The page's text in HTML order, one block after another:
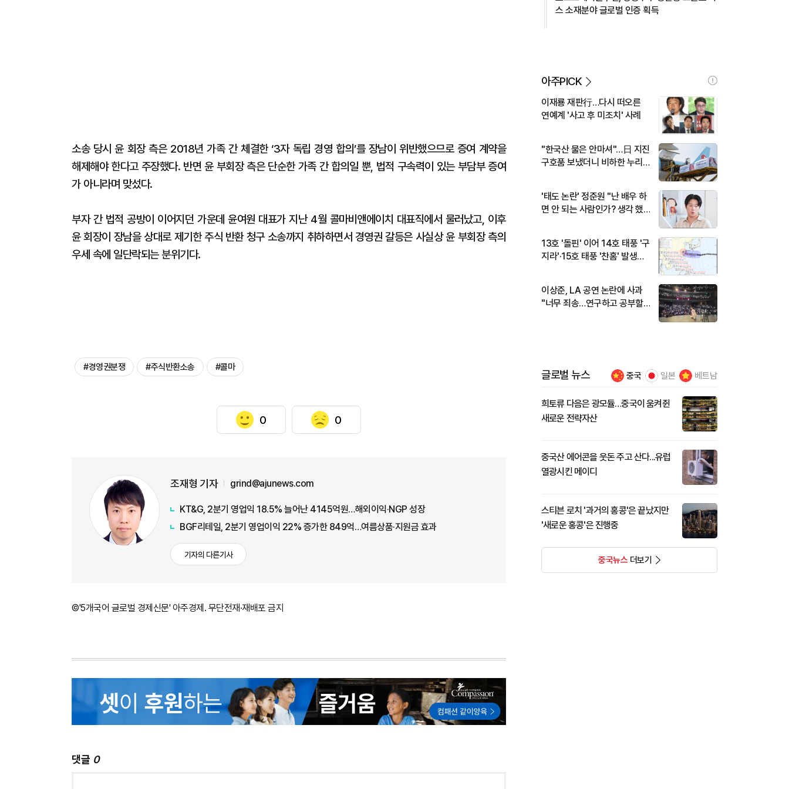
소송 당시 윤 회장 측은 2018년 가족 간 체결한 ‘3자 독립 경영 합의’를 장남이 위반했으므로 증여 계약을
해제해야 한다고 주장했다. 반면 윤 부회장 측은 단순한 가족 간 합의일 뿐, 법적 구속력이 있는 부담부 증여
가 아니라며 맞섰다.
부자 간 법적 공방이 이어지던 가운데 윤여원 대표가 지난 4월 콜마비앤에이치 대표직에서 물러났고, 이후
윤 회장이 장남을 상대로 제기한 주식 반환 청구 소송까지 취하하면서 경영권 갈등은 사실상 윤 부회장 측의
우세 속에 일단락되는 분위기다.
#경영권분쟁 #주식반환소송 #콜마
0 0
조재형 기자 grind@ajunews.com
KT&G, 2분기 영업익 18.5% 늘어난 4145억원…해외이익·NGP 성장
BGF리테일, 2분기 영업이익 22% 증가한 849억…여름상품·지원금 효과
기자의 다른기사
©'5개국어 글로벌 경제신문' 아주경제. 무단전재·재배포 금지
댓글 0
스 소재분야 글로벌 인증 획득
아주PICK
이재룡 재판行…다시 떠오른
연예계 '사고 후 미조치' 사례
"한국산 물은 안마셔"…日 지진
구호품 보냈더니 비하한 누리
'태도 논란' 정준원 "난 배우 하
면 안 되는 사람인가? 생각 했
13호 '돌핀' 이어 14호 태풍 '구
지라'·15호 태풍 '찬홈' 발생…
이상준, LA 공연 논란에 사과
"너무 죄송…연구하고 공부할
글로벌 뉴스 중국 일본 베트남
희토류 다음은 광모듈…중국이 움켜쥔
새로운 전략자산
중국산 에어콘을 웃돈 주고 산다...유럽
열광시킨 메이디
스티븐 로치 '과거의 홍콩'은 끝났지만
'새로운 홍콩'은 진행중
중국뉴스더보기